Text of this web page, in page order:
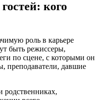
кого
роль в карьере
быть режиссеры,
по сцене, с которыми он
преподаватели, давшие
родственниках,